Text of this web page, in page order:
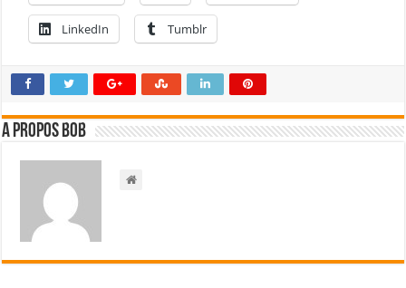
LinkedIn Tumblr
A propos bOb